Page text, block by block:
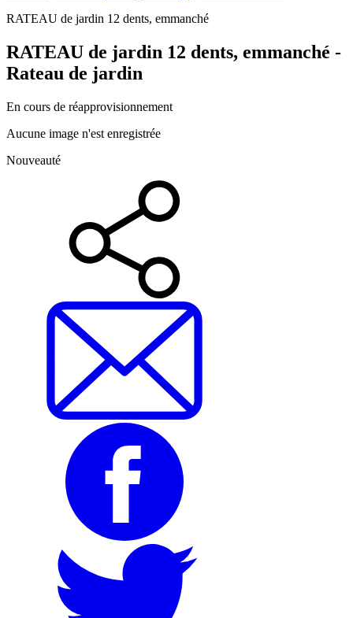
RATEAU de jardin 12 dents, emmanché
RATEAU de jardin 12 dents, emmanché -
Rateau de jardin
En cours de réapprovisionnement
Aucune image n'est enregistrée
Nouveauté